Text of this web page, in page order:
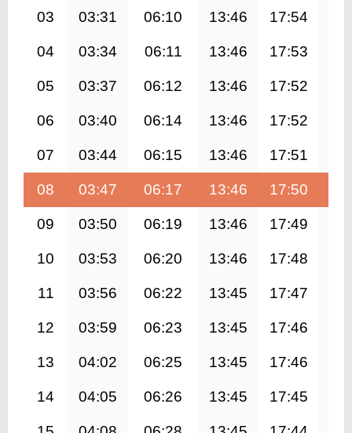
03 03:31 06:10 13:46 17:54
04 03:34 06:11 13:46 17:53
05 03:37 06:12 13:46 17:52
06 03:40 06:14 13:46 17:52
07 03:44 06:15 13:46 17:51
08 03:47 06:17 13:46 17:50
09 03:50 06:19 13:46 17:49
10 03:53 06:20 13:46 17:48
11 03:56 06:22 13:45 17:47
12 03:59 06:23 13:45 17:46
13 04:02 06:25 13:45 17:46
14 04:05 06:26 13:45 17:45